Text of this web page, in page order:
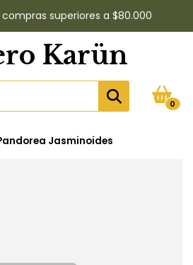
superiores a $80.000
Karün
0
Jasminoides